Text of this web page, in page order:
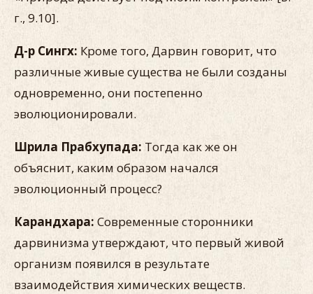
г., 9.10].
Д-р Сингх: Кроме того, Дарвин говорит, что
различные живые существа не были созданы
одновременно, они постепенно
эволюционировали.
Шрила Прабхупада: Тогда как же он
объяснит, каким образом начался
эволюционный процесс?
Карандхара: Современные сторонники
дарвинизма утверждают, что первый живой
организм появился в результате
взаимодействия химических веществ.